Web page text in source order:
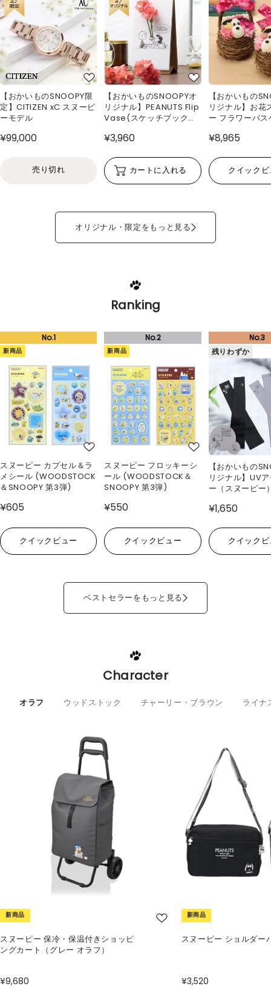
【おかいものSNOOPY限
定】CITIZEN xC スヌーピ
ーモデル
¥99,000
売り切れ
【おかいものSNOOPYオ
リジナル】PEANUTS Flip
Vase(スケッチブック型
¥3,960
カートに入れる
【おかいもの
リジナル】お花
ー フラワーバ
¥8,965
クイック
オリジナル・限定をもっと見る
Ranking
新商品
スヌーピー カプセル＆ラ
メシール (WOODSTOCK
＆SNOOPY 第3弾)
¥605
クイックビュー
新商品
スヌーピー フロッキーシ
ール (WOODSTOCK＆
SNOOPY 第3弾)
¥550
クイックビュー
残りわずか
【おかいもの
リジナル】UV
ー（スヌーピー
¥1,650
クイック
ベストセラーをもっと見る
Character
オラフ ウッドストック チャーリー・ブラウン ライナ
新商品
スヌーピー 保冷・保温付きショッピ
ングカート（グレー オラフ）
¥9,680
新商品
スヌーピー ショルダー
¥3,520